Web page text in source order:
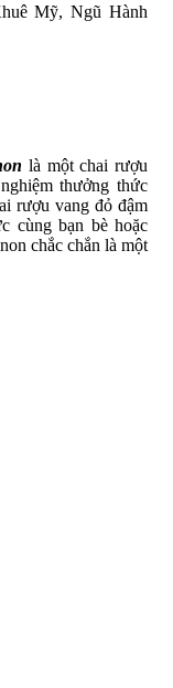
Mỹ, Ngũ Hành
là một chai rượu
thưởng thức
rượu vang đỏ đậm
cùng bạn bè hoặc
chắc chắn là một